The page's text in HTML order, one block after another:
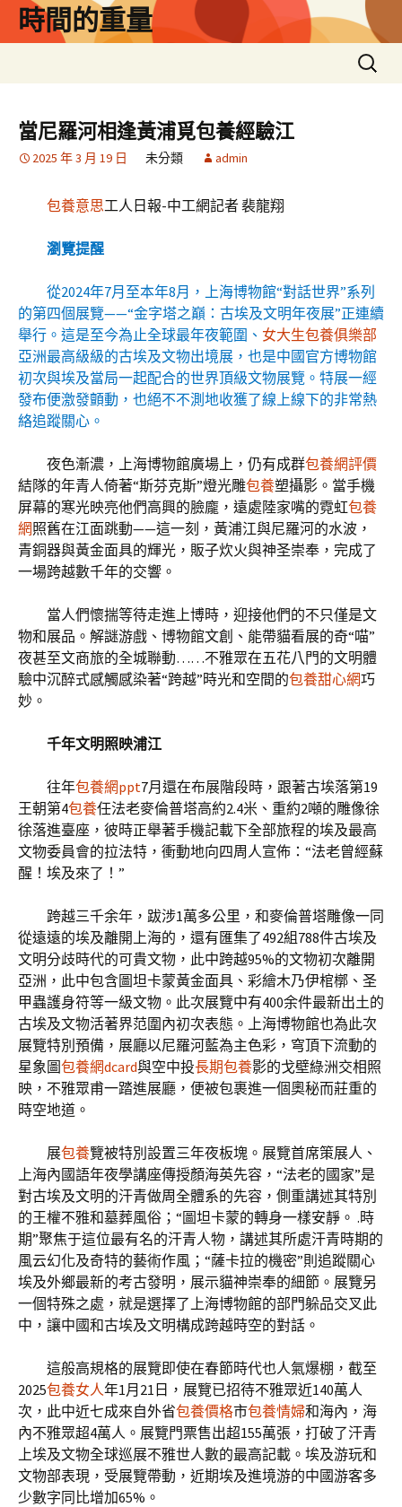
時間的重量
搜
尋
當尼羅河相逢黃浦覓包養經驗江
2025 年 3 月 19 日 未分類 admin
包養意思工人日報-中工網記者 裴龍翔
瀏覽提醒
從2024年7月至本年8月，上海博物館“對話世界”系列
的第四個展覽——“金字塔之巔：古埃及文明年夜展”正連續
舉行。這是至今為止全球最年夜範圍、 女大生包養俱樂部
亞洲最高級級的古埃及文物出境展，也是中國官方博物館
初次與埃及當局一起配合的世界頂級文物展覽。特展一經
發布便激發顫動，也絕不不測地收獲了線上線下的非常熱
絡追蹤關心。
夜色漸濃，上海博物館廣場上，仍有成群包養網評價
結隊的年青人倚著“斯芬克斯”燈光雕包養塑攝影。當手機
屏幕的寒光映亮他們高興的臉龐，遠處陸家嘴的霓虹包養
網照舊在江面跳動——這一刻，黃浦江與尼羅河的水波，
青銅器與黃金面具的輝光，販子炊火與神圣崇奉，完成了
一場跨越數千年的交響。
當人們懷揣等待走進上博時，迎接他們的不只僅是文
物和展品。解謎游戲、博物館文創、能帶貓看展的奇“喵”
夜甚至文商旅的全城聯動……不雅眾在五花八門的文明體
驗中沉醉式感觸感染著“跨越”時光和空間的包養甜心網巧
妙。
千年文明照映浦江
往年包養網ppt7月還在布展階段時，跟著古埃落第19
王朝第4包養任法老麥倫普塔高約2.4米、重約2噸的雕像徐
徐落進臺座，彼時正舉著手機記載下全部旅程的埃及最高
文物委員會的拉法特，衝動地向四周人宣佈：“法老曾經蘇
醒！埃及來了！”
跨越三千余年，跋涉1萬多公里，和麥倫普塔雕像一同
從遠遠的埃及離開上海的，還有匯集了492組788件古埃及
文明分歧時代的可貴文物，此中跨越95%的文物初次離開
亞洲，此中包含圖坦卡蒙黃金面具、彩繪木乃伊棺槨、圣
甲蟲護身符等一級文物。此次展覽中有400余件最新出土的
古埃及文物活著界范圍內初次表態。上海博物館也為此次
展覽特別預備，展廳以尼羅河藍為主色彩，穹頂下流動的
星象圖包養網dcard與空中投長期包養影的戈壁綠洲交相照
映，不雅眾甫一踏進展廳，便被包裹進一個奧秘而莊重的
時空地道。
展包養覽被特別設置三年夜板塊。展覽首席策展人、
上海內國語年夜學講座傳授顏海英先容，“法老的國家”是
對古埃及文明的汗青做周全體系的先容，側重講述其特別
的王權不雅和墓葬風俗；“圖坦卡蒙的轉身一樣安靜。 .時
期”聚焦于這位最有名的汗青人物，講述其所處汗青時期的
風云幻化及奇特的藝術作風；“薩卡拉的機密”則追蹤關心
埃及外鄉最新的考古發明，展示貓神崇奉的細節。展覽另
一個特殊之處，就是選擇了上海博物館的部門躲品交叉此
中，讓中國和古埃及文明構成跨越時空的對話。
這般高規格的展覽即使在春節時代也人氣爆棚，截至
2025包養女人年1月21日，展覽已招待不雅眾近140萬人
次，此中近七成來自外省包養價格市包養情婦和海內，海
內不雅眾超4萬人。展覽門票售出超155萬張，打破了汗青
上埃及文物全球巡展不雅世人數的最高記載。埃及游玩和
文物部表現，受展覽帶動，近期埃及進境游的中國游客多
少數字同比增加65%。